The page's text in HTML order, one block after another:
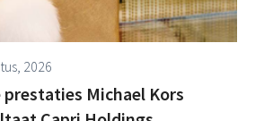
2026
Michael Kors